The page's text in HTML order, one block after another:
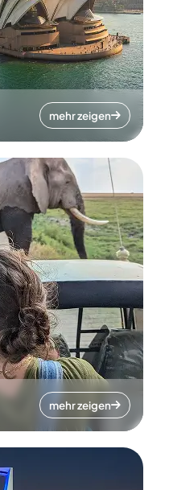
mehr zeigen
mehr zeigen